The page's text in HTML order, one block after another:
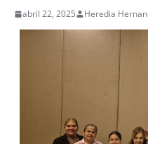
abril 22, 2025 Heredia